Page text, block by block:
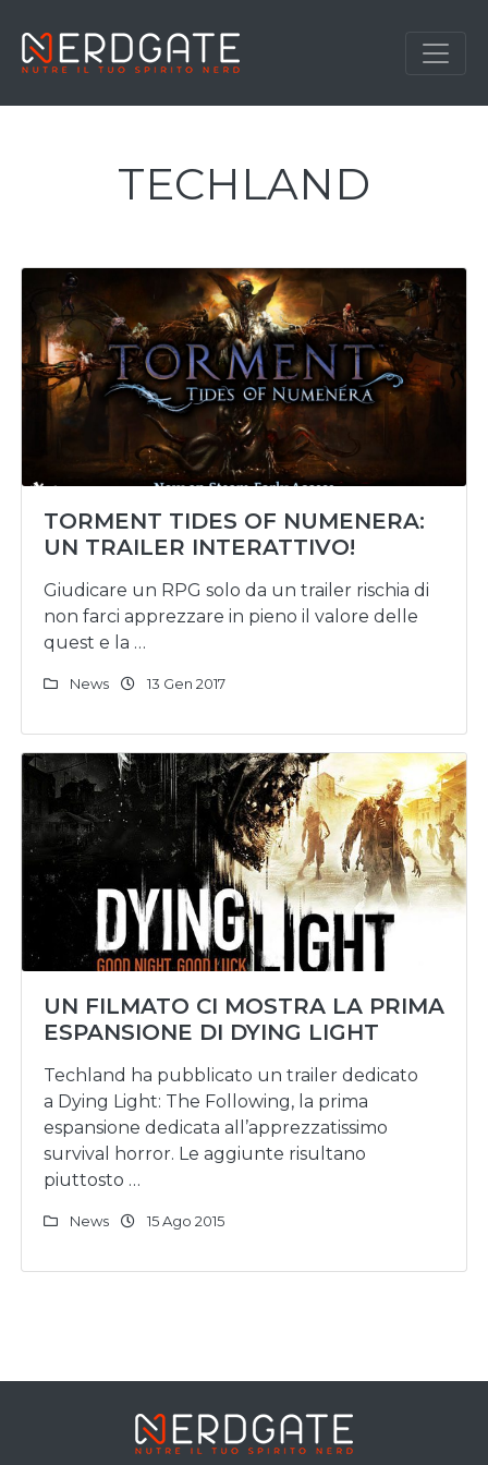
TECHLAND
TORMENT TIDES OF NUMENERA:
UN TRAILER INTERATTIVO!
Giudicare un RPG solo da un trailer rischia di
non farci apprezzare in pieno il valore delle
quest e la …
News 13 Gen 2017
UN FILMATO CI MOSTRA LA PRIMA
ESPANSIONE DI DYING LIGHT
Techland ha pubblicato un trailer dedicato
a Dying Light: The Following, la prima
espansione dedicata all’apprezzatissimo
survival horror. Le aggiunte risultano
piuttosto …
News 15 Ago 2015